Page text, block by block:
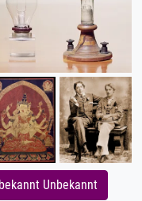
Unbekannt